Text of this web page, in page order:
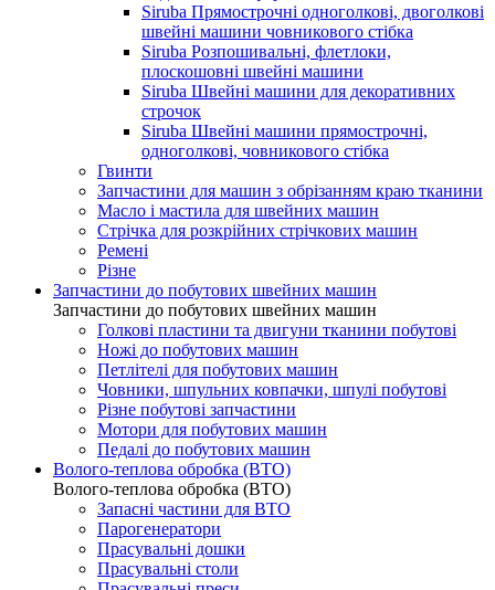
Siruba Прямострочні одноголкові, двоголкові
швейні машини човникового стібка
Siruba Розпошивальні, флетлоки,
плоскошовні швейні машини
Siruba Швейні машини для декоративних
строчок
Siruba Швейні машини прямострочні,
одноголкові, човникового стібка
Гвинти
Запчастини для машин з обрізанням краю тканини
Масло і мастила для швейних машин
Стрічка для розкрійних стрічкових машин
Ремені
Різне
Запчастини до побутових швейних машин
Запчастини до побутових швейних машин
Голкові пластини та двигуни тканини побутові
Ножі до побутових машин
Петлітелі для побутових машин
Човники, шпульних ковпачки, шпулі побутові
Різне побутові запчастини
Мотори для побутових машин
Педалі до побутових машин
Волого-теплова обробка (ВТО)
Волого-теплова обробка (ВТО)
Запасні частини для ВТО
Парогенератори
Прасувальні дошки
Прасувальні столи